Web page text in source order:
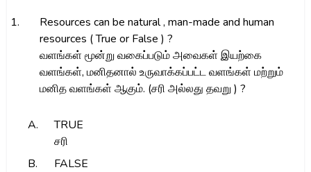
1.
Resources can be natural , man-made and human
resources ( True or False ) ?
வளங்கள் மூன்று வகைப்படும் அவைகள் இயற்கை
வளங்கள், மனிதனால் உருவாக்கப்பட்ட வளங்கள் மற்றும்
மனித வளங்கள் ஆகும். (சரி அல்லது தவறு ) ?
A.
TRUE
சரி
B.
FALSE